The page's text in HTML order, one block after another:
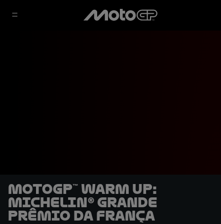
MotoGP™ Warm Up:
Michelin® Grande
Prêmio da França